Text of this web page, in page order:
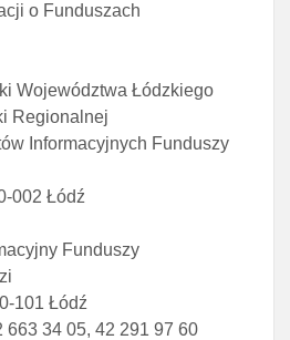
o Funduszach
Województwa Łódzkiego
Regionalnej
Informacyjnych Funduszy
002 Łódź
Funduszy
101 Łódź
663 34 05, 42 291 97 60